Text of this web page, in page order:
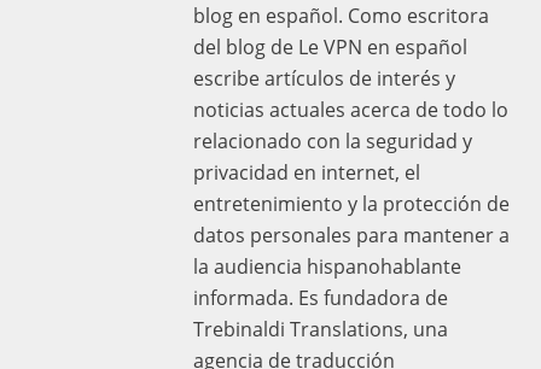
blog en español. Como escritora
del blog de Le VPN en español
escribe artículos de interés y
noticias actuales acerca de todo lo
relacionado con la seguridad y
privacidad en internet, el
entretenimiento y la protección de
datos personales para mantener a
la audiencia hispanohablante
informada. Es fundadora de
Trebinaldi Translations, una
agencia de traducción